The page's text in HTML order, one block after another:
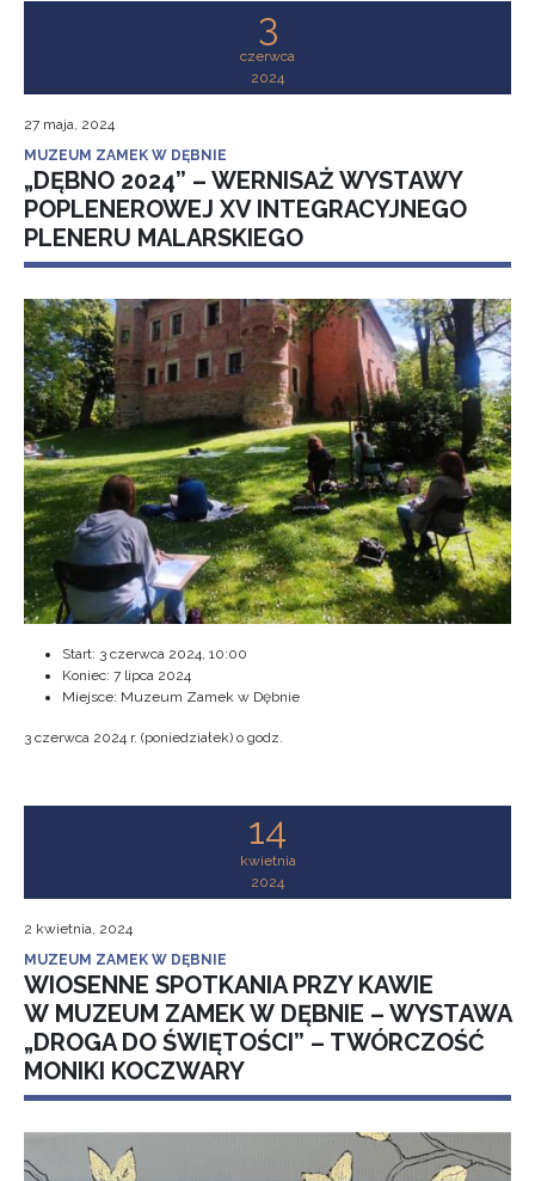
3
czerwca
2024
27 maja, 2024
MUZEUM ZAMEK W DĘBNIE
„DĘBNO 2024” – WERNISAŻ WYSTAWY
POPLENEROWEJ XV INTEGRACYJNEGO
PLENERU MALARSKIEGO
Start: 3 czerwca 2024, 10:00
Koniec: 7 lipca 2024
Miejsce: Muzeum Zamek w Dębnie
3 czerwca 2024 r. (poniedziałek) o godz.
14
kwietnia
2024
2 kwietnia, 2024
MUZEUM ZAMEK W DĘBNIE
WIOSENNE SPOTKANIA PRZY KAWIE
W MUZEUM ZAMEK W DĘBNIE – WYSTAWA
„DROGA DO ŚWIĘTOŚCI” – TWÓRCZOŚĆ
MONIKI KOCZWARY